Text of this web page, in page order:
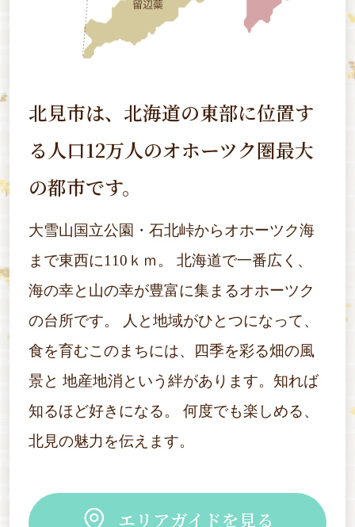
北見市は、北海道の東部に位置す
る 人口12万人のオホーツク圏最大
の都市です。
大雪山国立公園・石北峠からオホーツク海
まで東西に110ｋｍ。 北海道で一番広く、
海の幸と山の幸が豊富に集まるオホーツク
の台所です。
人と地域がひとつになって、
食を育むこのまちには、四季を彩る畑の風
景と 地産地消という絆があります。知れば
知るほど好きになる。 何度でも楽しめる、
北見の魅力を伝えます。
エリアガイドを見る